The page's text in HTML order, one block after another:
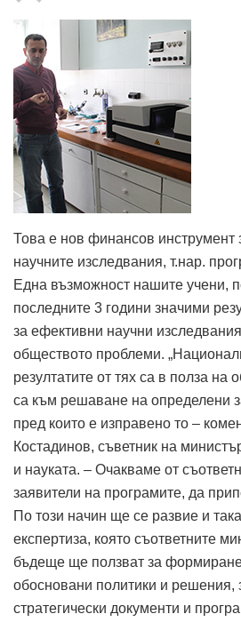
Това е нов финансов инструмент
научните изследвания, т.нар.
Една възможност нашите учени,
последните 3 години значими
за ефективни научни
обществото проблеми.
резултатите от тях са в полза на
са към решаване на определени
пред които е изправено то –
Костадинов, съветник на
и науката. – Очакваме от
заявители на програмите, да
По този начин ще се развие и
експертиза, която съответните
бъдеще ще ползват за
обосновани политики и решения,
стратегически документи и